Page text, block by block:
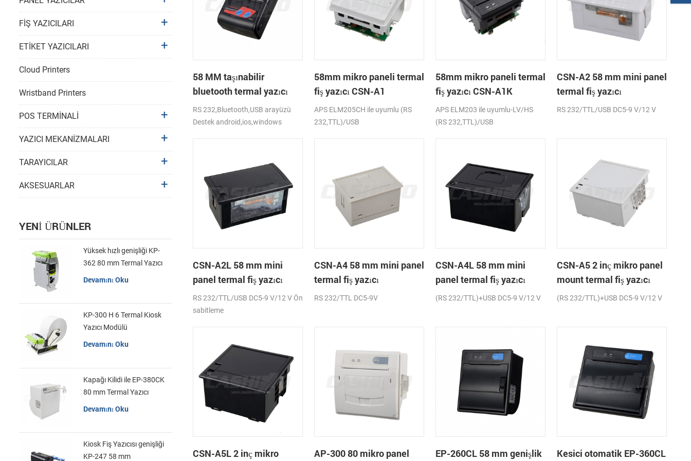
58 MM taşınabilir
bluetooth termal yazıcı
PTP-II
RS 232,Bluetooth,USB arayüzü
Destek android,ios,windows
58mm mikro paneli termal
fiş yazıcı CSN-A1
APS ELM205CH ile uyumlu (RS
232,TTL)/USB
58mm mikro paneli termal
fiş yazıcı CSN-A1K
APS ELM203 ile uyumlu-LV/HS
(RS 232,TTL)/USB
CSN-A2 58 mm mini panel
termal fiş yazıcı
RS 232/TTL/USB DC5-9 V/12 V
CSN-A2L 58 mm mini
panel termal fiş yazıcı
RS 232/TTL/USB DC5-9 V/12 V Ön
sabitleme
CSN-A4 58 mm mini panel
termal fiş yazıcı
RS 232/TTL DC5-9V
CSN-A4L 58 mm mini
panel termal fiş yazıcı
(RS 232/TTL)+USB DC5-9 V/12 V
CSN-A5 2 inç mikro panel
mount termal fiş yazıcı
(RS 232/TTL)+USB DC5-9 V/12 V
CSN-A5L 2 inç mikro
AP-300 80 mikro panel
EP-260CL 58 mm genişlik
Kesici otomatik EP-360CL
FİŞ YAZICILARI
ETİKET YAZICILARI
Cloud Printers
Wristband Printers
POS TERMİNALİ
YAZICI MEKANİZMALARI
TARAYICILAR
AKSESUARLAR
YENI ÜRÜNLER
Yüksek hızlı genişliği KP-
362 80 mm Termal Yazıcı
Kiosk
Devamını Oku
KP-300 H 6 Termal Kiosk
Yazıcı Modülü
Devamını Oku
Kapağı Kilidi ile EP-380CK
80 mm Termal Yazıcı
Devamını Oku
Kiosk Fiş Yazıcısı genişliği
KP-247 58 mm